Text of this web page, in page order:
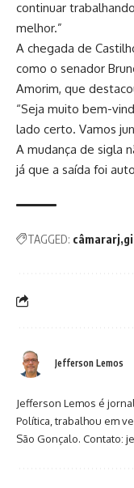
continuar
melhor.”
A chegada de
como o senador
Amorim, que
“Seja muito bem-
lado certo. Vamos
A mudança de sigla
já que a saída foi
TAGGED: câmararj
Jefferson Lemos
Jefferson Lemos é
Política, trabalhou em
São Gonçalo. Contato: